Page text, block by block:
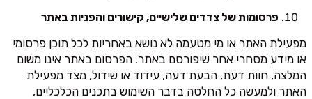
פרסומות של צדדים שלישיים, קישורים והפניות באתר
מפעילת האתר או מי מטעמה לא נושא באחריות לכל תוכן פרסומי
או מידע מסחרי אחר שיפורסם באתר. הפרסום באתר אינו משום
המלצה, חוות דעת, הבעת דעה, עידוד או שידול, מצד מפעילת
האתר ולמעשה כל החלטה בדבר השימוש בתכנים הכלכליים,